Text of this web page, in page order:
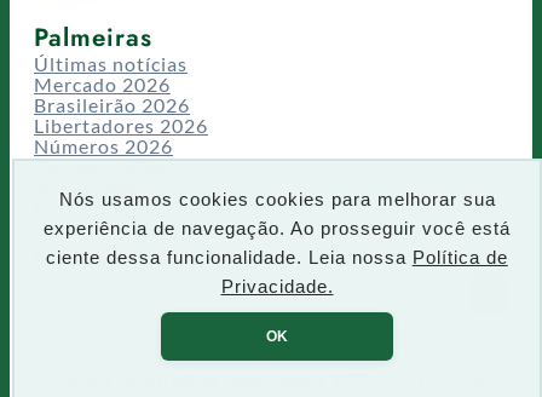
Nós usamos cookies cookies para melhorar sua
experiência de navegação. Ao prosseguir você está
ciente dessa funcionalidade. Leia nossa Política de
Privacidade.
OK
Palmeiras
Últimas notícias
Mercado 2026
Brasileirão 2026
Libertadores 2026
Números 2026
Campeonatos
CT/Centro de Excelência
Busca
P
e
q
u